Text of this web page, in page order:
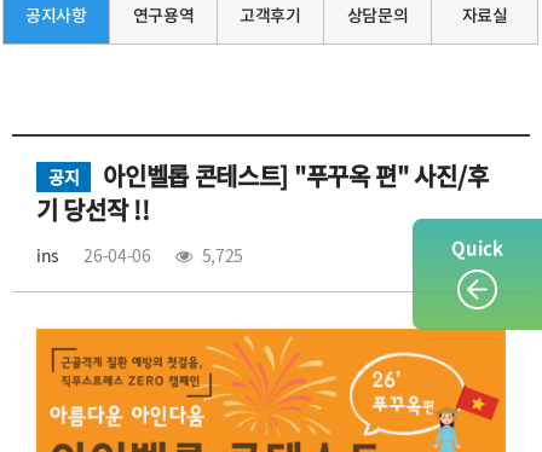
공지사항 연구용역 고객후기 상담문의 자료실
공지
아인벨롭 콘테스트] "푸꾸옥 편" 사진/후
기 당선작 !!
ins 26-04-06 5,725 Quick